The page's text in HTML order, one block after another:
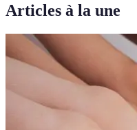
Articles à la une